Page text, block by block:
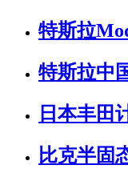
特斯拉
特斯拉中
日本丰田
比克半固